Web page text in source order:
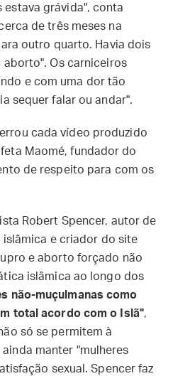
estava grávida", conta
de três meses na
outro quarto. Havia dois
aborto". Os carniceiros
e com uma dor tão
sequer falar ou andar".
cada vídeo produzido
Maomé, fundador do
de respeito para com os
Robert Spencer, autor de
e criador do site
e aborto forçado não
islâmica ao longo dos
não-muçulmanas como
total acordo com o Islã",
só se permitem à
manter "mulheres
sexual. Spencer faz